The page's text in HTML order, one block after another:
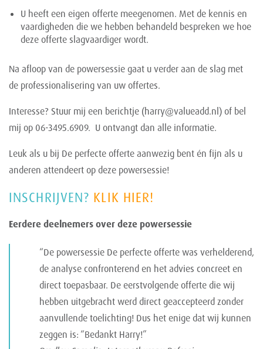
U heeft een eigen offerte meegenomen. Met de kennis en
vaardigheden die we hebben behandeld bespreken we hoe
deze offerte slagvaardiger wordt.
Na afloop van de powersessie gaat u verder aan de slag met
de professionalisering van uw offertes.
Interesse? Stuur mij een berichtje (harry@valueadd.nl) of bel
mij op 06-3495.6909. U ontvangt dan alle informatie.
Leuk als u bij De perfecte offerte aanwezig bent én fijn als u
anderen attendeert op deze powersessie!
INSCHRIJVEN? KLIK HIER!
Eerdere deelnemers over deze powersessie
“De powersessie De perfecte offerte was verhelderend,
de analyse confronterend en het advies concreet en
direct toepasbaar. De eerstvolgende offerte die wij
hebben uitgebracht werd direct geaccepteerd zonder
aanvullende toelichting! Dus het enige dat wij kunnen
zeggen is: “Bedankt Harry!”